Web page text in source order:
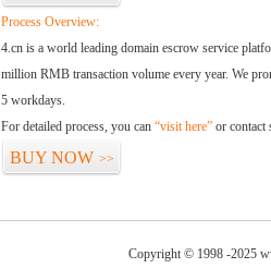
Process Overview:
4.cn is a world leading domain escrow service
million RMB transaction volume every year. We
5 workdays.
For detailed process, you can “visit here” or contact
BUY NOW >>
Copyright © 1998 -2025